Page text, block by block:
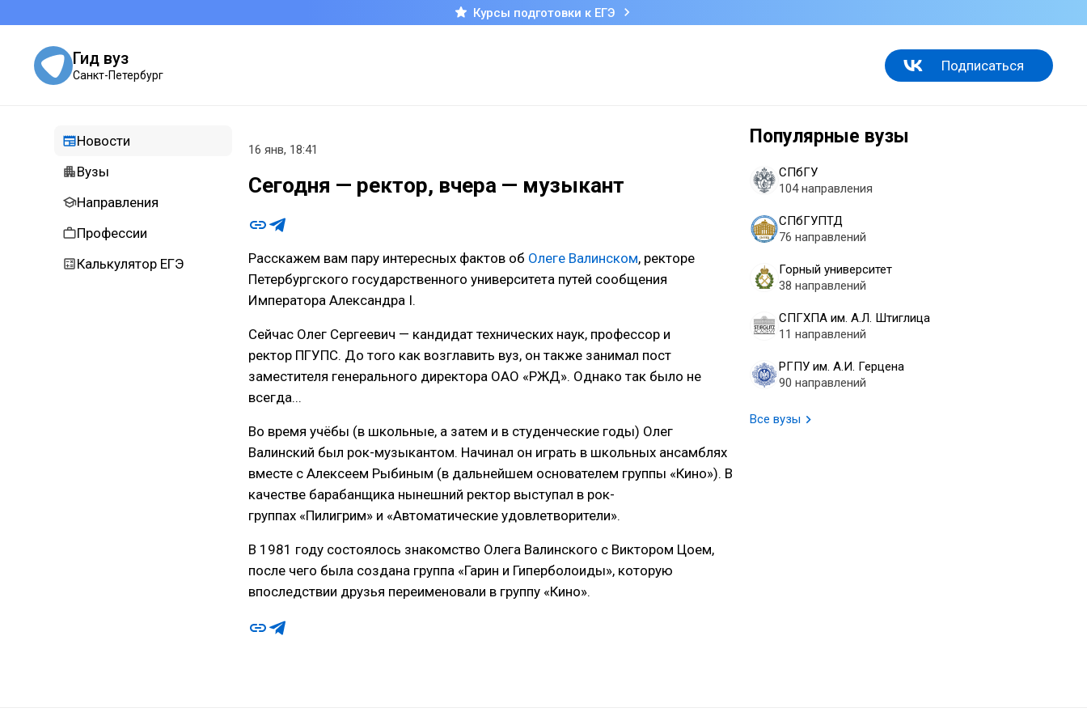
Курсы подготовки к ЕГЭ
Гид вуз
Санкт-Петербург
Подписаться
Новости
Вузы
Направления
Профессии
Калькулятор ЕГЭ
Популярные вузы
СПбГУ
104 направления
СПбГУПТД
76 направлений
Горный университет
38 направлений
СПГХПА им. А.Л. Штиглица
11 направлений
РГПУ им. А.И. Герцена
90 направлений
Все вузы
16 янв, 18:41
Сегодня — ректор, вчера — музыкант
Расскажем вам пару интересных фактов об Олеге Валинском, ректоре
Петербургского государственного университета путей сообщения
Императора Александра I.
Сейчас Олег Сергеевич — кандидат технических наук, профессор и
ректор ПГУПС. До того как возглавить вуз, он также занимал пост
заместителя генерального директора ОАО «РЖД». Однако так было не
всегда...
Во время учёбы (в школьные, а затем и в студенческие годы) Олег
Валинский был рок-музыкантом. Начинал он играть в школьных ансамблях
вместе с Алексеем Рыбиным (в дальнейшем основателем группы «Кино»). В
качестве барабанщика нынешний ректор выступал в рок-
группах «Пилигрим» и «Автоматические удовлетворители».
В 1981 году состоялось знакомство Олега Валинского с Виктором Цоем,
после чего была создана группа «Гарин и Гиперболоиды», которую
впоследствии друзья переименовали в группу «Кино».